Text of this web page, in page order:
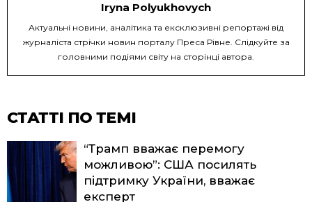
Iryna Polyukhovych
Актуальні новини, аналітика та ексклюзивні репортажі від
журналіста стрічки новин порталу Преса Рівне. Слідкуйте за
головними подіями світу на сторінці автора.
СТАТТІ ПО ТЕМІ
“Трамп вважає перемогу
можливою”: США посилять
підтримку України, вважає
експерт